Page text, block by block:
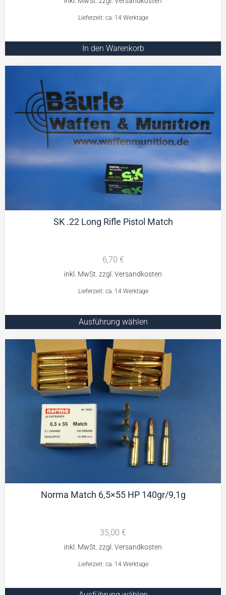
Lieferzeit: ca. 14 Werktage
In den Warenkorb
SK .22 Long Rifle Pistol Match
6,70 €
Lieferzeit: ca. 14 Werktage
Ausführung wählen
Norma Match 6,5×55 HP 140gr/9,1g
35,00 €
Lieferzeit: ca. 14 Werktage